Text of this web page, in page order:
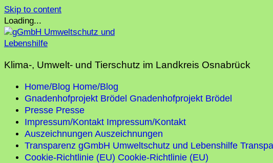
Skip to content
Loading...
Klima-, Umwelt- und Tierschutz im Landkreis Osnabrück
Home/Blog Home/Blog
Gnadenhofprojekt Brödel Gnadenhofprojekt Brödel
Presse Presse
Impressum/Kontakt Impressum/Kontakt
Auszeichnungen Auszeichnungen
Transparenz gGmbH Umweltschutz und Lebenshilfe
Cookie-Richtlinie (EU) Cookie-Richtlinie (EU)